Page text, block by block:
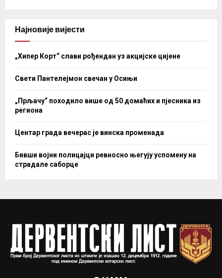
Најновије вијести
„Хипер Корт“ слави рођендан уз акцијске цијене
Свети Пантелејмон свечан у Осињи
„Прљачу“ походило више од 50 домаћих и пјесника из
региона
Центар града вечерас је винска променада
Бивши војни полицајци ревносно његују успомену на
страдале саборце